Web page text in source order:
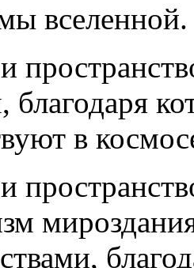
вселенной.
благодаря
в